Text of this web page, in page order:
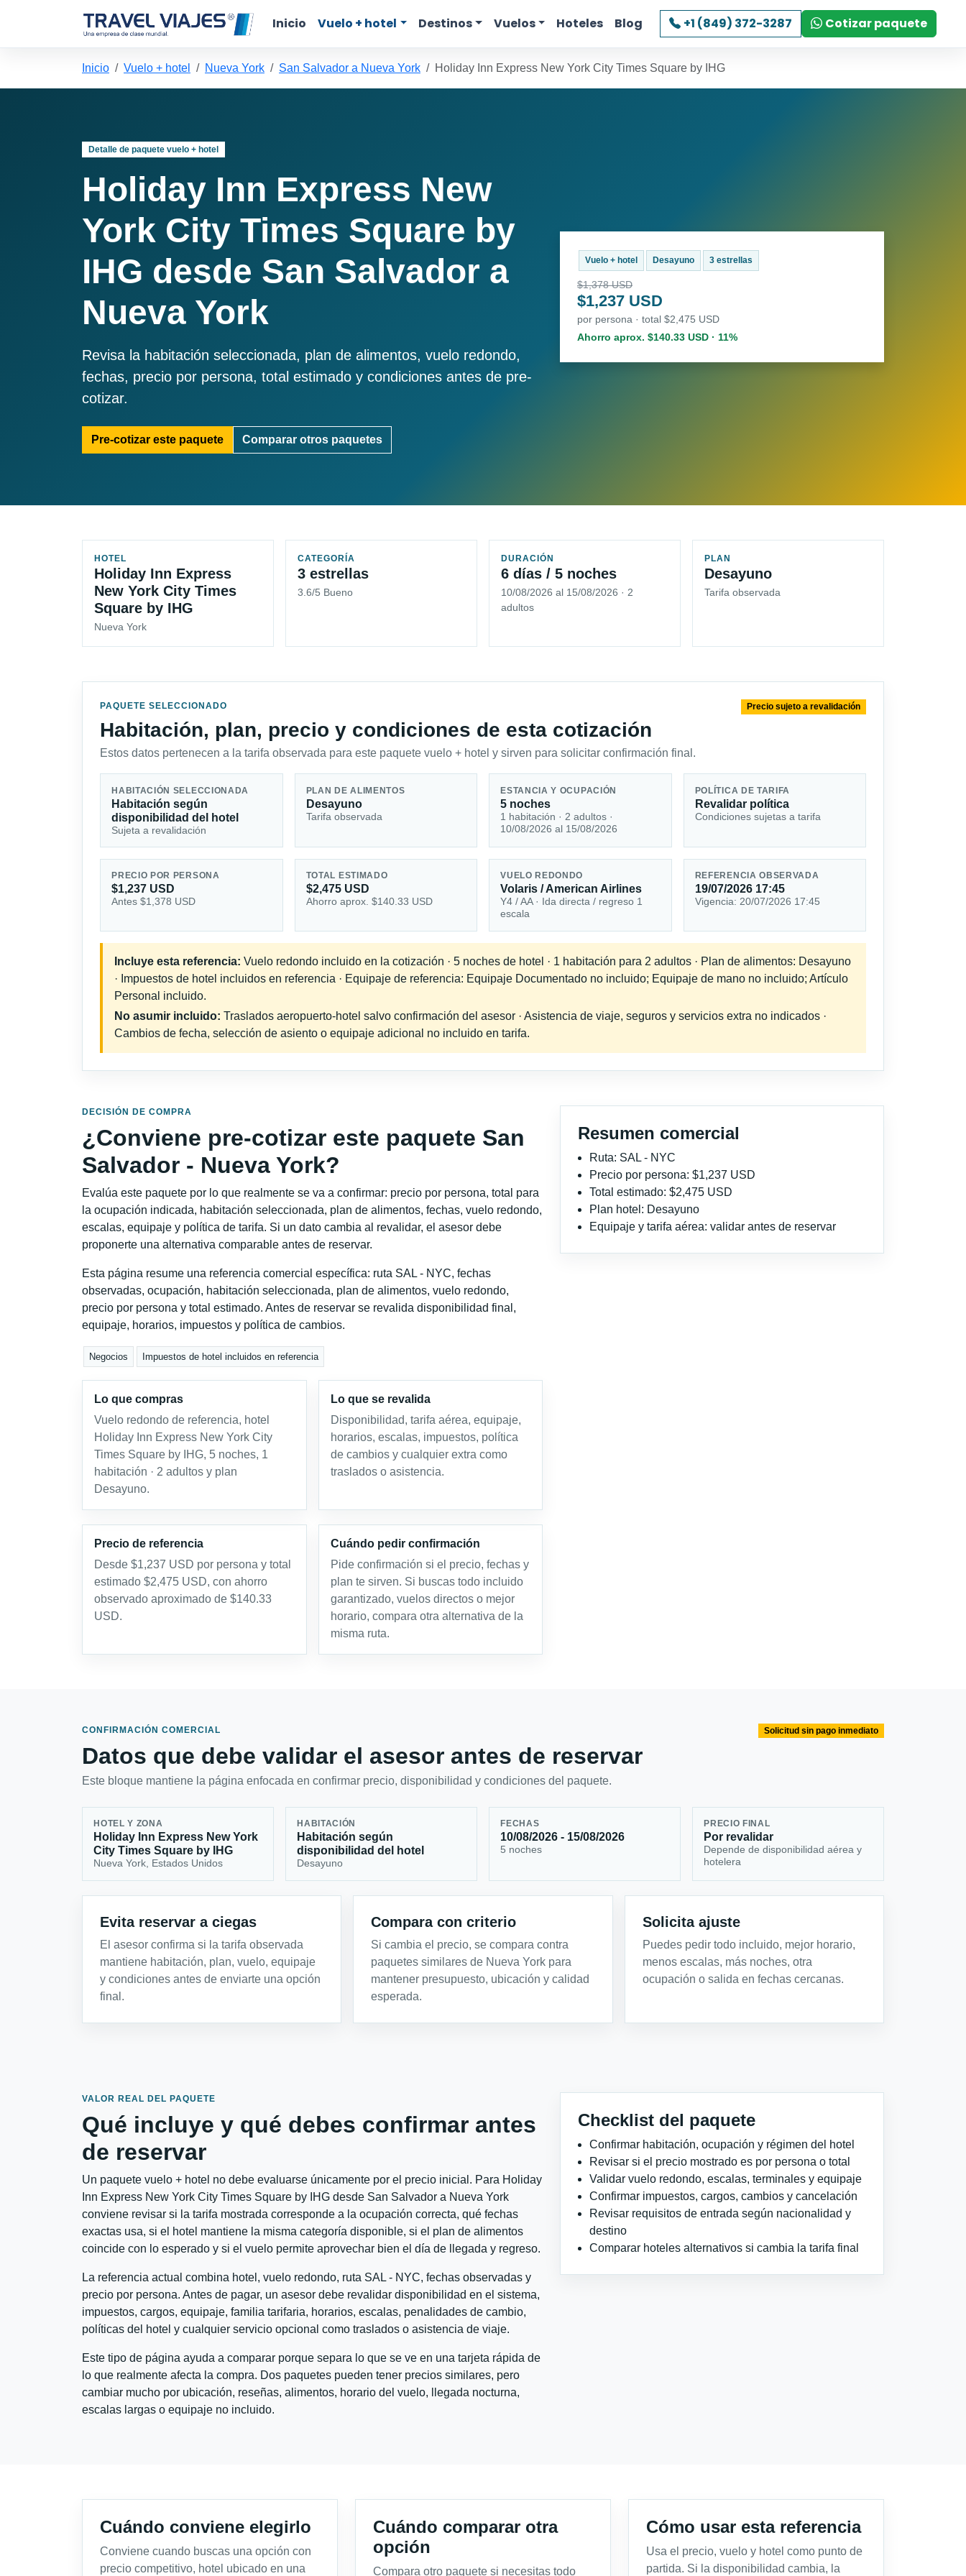
Inicio Vuelo + hotel Destinos Vuelos Hoteles Blog +1 (849) 372-3287 Cotizar paquete
Inicio Vuelo + hotel Nueva York San Salvador a Nueva York Holiday Inn Express New York City Times Square by IHG
Detalle de paquete vuelo + hotel
Holiday Inn Express New
York City Times Square by
IHG desde San Salvador a
Nueva York
Revisa la habitación seleccionada, plan de alimentos, vuelo redondo,
fechas, precio por persona, total estimado y condiciones antes de pre-
cotizar.
Pre-cotizar este paquete Comparar otros paquetes
Vuelo + hotel Desayuno 3 estrellas
$1,378 USD
$1,237 USD
por persona · total $2,475 USD
Ahorro aprox. $140.33 USD · 11%
HOTEL
Holiday Inn Express
New York City Times
Square by IHG
Nueva York
CATEGORÍA
3 estrellas
3.6/5 Bueno
DURACIÓN
6 días / 5 noches
10/08/2026 al 15/08/2026 · 2
adultos
PLAN
Desayuno
Tarifa observada
PAQUETE SELECCIONADO
Habitación, plan, precio y condiciones de esta cotización
Estos datos pertenecen a la tarifa observada para este paquete vuelo + hotel y sirven para solicitar confirmación final.
Precio sujeto a revalidación
HABITACIÓN SELECCIONADA
Habitación según
disponibilidad del hotel
Sujeta a revalidación
PLAN DE ALIMENTOS
Desayuno
Tarifa observada
ESTANCIA Y OCUPACIÓN
5 noches
1 habitación · 2 adultos ·
10/08/2026 al 15/08/2026
POLÍTICA DE TARIFA
Revalidar política
Condiciones sujetas a tarifa
PRECIO POR PERSONA
$1,237 USD
Antes $1,378 USD
TOTAL ESTIMADO
$2,475 USD
Ahorro aprox. $140.33 USD
VUELO REDONDO
Volaris / American Airlines
Y4 / AA · Ida directa / regreso 1
escala
REFERENCIA OBSERVADA
19/07/2026 17:45
Vigencia: 20/07/2026 17:45
Incluye esta referencia: Vuelo redondo incluido en la cotización · 5 noches de hotel · 1 habitación para 2 adultos · Plan de alimentos: Desayuno
· Impuestos de hotel incluidos en referencia · Equipaje de referencia: Equipaje Documentado no incluido; Equipaje de mano no incluido; Artículo
Personal incluido.
No asumir incluido: Traslados aeropuerto-hotel salvo confirmación del asesor · Asistencia de viaje, seguros y servicios extra no indicados ·
Cambios de fecha, selección de asiento o equipaje adicional no incluido en tarifa.
DECISIÓN DE COMPRA
¿Conviene pre-cotizar este paquete San
Salvador - Nueva York?
Evalúa este paquete por lo que realmente se va a confirmar: precio por persona, total para
la ocupación indicada, habitación seleccionada, plan de alimentos, fechas, vuelo redondo,
escalas, equipaje y política de tarifa. Si un dato cambia al revalidar, el asesor debe
proponerte una alternativa comparable antes de reservar.
Esta página resume una referencia comercial específica: ruta SAL - NYC, fechas
observadas, ocupación, habitación seleccionada, plan de alimentos, vuelo redondo,
precio por persona y total estimado. Antes de reservar se revalida disponibilidad final,
equipaje, horarios, impuestos y política de cambios.
Negocios Impuestos de hotel incluidos en referencia
Lo que compras
Vuelo redondo de referencia, hotel
Holiday Inn Express New York City
Times Square by IHG, 5 noches, 1
habitación · 2 adultos y plan
Desayuno.
Lo que se revalida
Disponibilidad, tarifa aérea, equipaje,
horarios, escalas, impuestos, política
de cambios y cualquier extra como
traslados o asistencia.
Precio de referencia
Desde $1,237 USD por persona y total
estimado $2,475 USD, con ahorro
observado aproximado de $140.33
USD.
Cuándo pedir confirmación
Pide confirmación si el precio, fechas y
plan te sirven. Si buscas todo incluido
garantizado, vuelos directos o mejor
horario, compara otra alternativa de la
misma ruta.
Resumen comercial
Ruta: SAL - NYC
Precio por persona: $1,237 USD
Total estimado: $2,475 USD
Plan hotel: Desayuno
Equipaje y tarifa aérea: validar antes de reservar
CONFIRMACIÓN COMERCIAL
Datos que debe validar el asesor antes de reservar
Este bloque mantiene la página enfocada en confirmar precio, disponibilidad y condiciones del paquete.
Solicitud sin pago inmediato
HOTEL Y ZONA
Holiday Inn Express New York
City Times Square by IHG
Nueva York, Estados Unidos
HABITACIÓN
Habitación según
disponibilidad del hotel
Desayuno
FECHAS
10/08/2026 - 15/08/2026
5 noches
PRECIO FINAL
Por revalidar
Depende de disponibilidad aérea y
hotelera
Evita reservar a ciegas
El asesor confirma si la tarifa observada
mantiene habitación, plan, vuelo, equipaje
y condiciones antes de enviarte una opción
final.
Compara con criterio
Si cambia el precio, se compara contra
paquetes similares de Nueva York para
mantener presupuesto, ubicación y calidad
esperada.
Solicita ajuste
Puedes pedir todo incluido, mejor horario,
menos escalas, más noches, otra
ocupación o salida en fechas cercanas.
VALOR REAL DEL PAQUETE
Qué incluye y qué debes confirmar antes
de reservar
Un paquete vuelo + hotel no debe evaluarse únicamente por el precio inicial. Para Holiday
Inn Express New York City Times Square by IHG desde San Salvador a Nueva York
conviene revisar si la tarifa mostrada corresponde a la ocupación correcta, qué fechas
exactas usa, si el hotel mantiene la misma categoría disponible, si el plan de alimentos
coincide con lo esperado y si el vuelo permite aprovechar bien el día de llegada y regreso.
La referencia actual combina hotel, vuelo redondo, ruta SAL - NYC, fechas observadas y
precio por persona. Antes de pagar, un asesor debe revalidar disponibilidad en el sistema,
impuestos, cargos, equipaje, familia tarifaria, horarios, escalas, penalidades de cambio,
políticas del hotel y cualquier servicio opcional como traslados o asistencia de viaje.
Este tipo de página ayuda a comparar porque separa lo que se ve en una tarjeta rápida de
lo que realmente afecta la compra. Dos paquetes pueden tener precios similares, pero
cambiar mucho por ubicación, reseñas, alimentos, horario del vuelo, llegada nocturna,
escalas largas o equipaje no incluido.
Checklist del paquete
Confirmar habitación, ocupación y régimen del hotel
Revisar si el precio mostrado es por persona o total
Validar vuelo redondo, escalas, terminales y equipaje
Confirmar impuestos, cargos, cambios y cancelación
Revisar requisitos de entrada según nacionalidad y
destino
Comparar hoteles alternativos si cambia la tarifa final
Cuándo conviene elegirlo
Conviene cuando buscas una opción con
precio competitivo, hotel ubicado en una
Cuándo comparar otra
opción
Compara otro paquete si necesitas todo
Cómo usar esta referencia
Usa el precio, vuelo y hotel como punto de
partida. Si la disponibilidad cambia, la